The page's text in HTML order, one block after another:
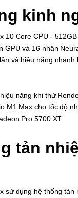
kinh
10 Core CPU -
GPU và 16 nhân
và hiệu năng nhanh
năng khi thử
M1 Max cho tốc độ
Pro 5700 XT.
tản
sử dụng hệ thống tản